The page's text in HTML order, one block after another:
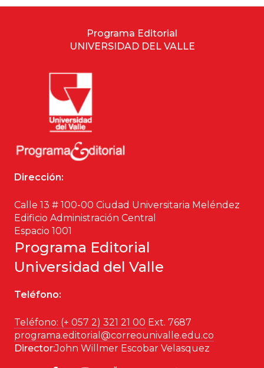
Violencia
Programa Editorial
UNIVERSIDAD DEL VALLE
Dirección:
Calle 13 # 100-00 Ciudad Universitaria Meléndez
Edificio Administración Central
Espacio 1001
Programa Editorial
Universidad del Valle
Teléfono:
Teléfono: (+ 057 2) 321 21 00 Ext. 7687
programa.editorial@correounivalle.edu.co
Director:John Willmer Escobar Velasquez